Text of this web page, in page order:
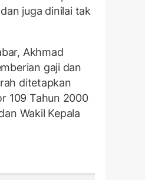
juga dinilai tak
Akhmad
gaji dan
ditetapkan
109 Tahun 2000
Wakil Kepala